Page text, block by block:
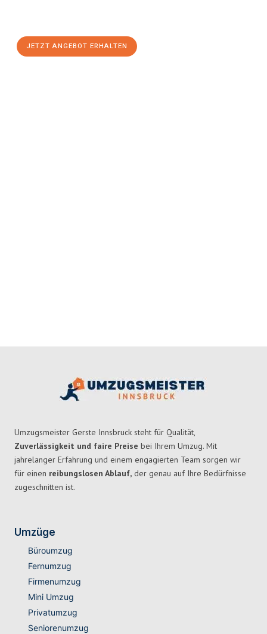
JETZT ANGEBOT ERHALTEN
Umzugsmeister Gerste Innsbruck steht für Qualität,
Zuverlässigkeit und faire Preise bei Ihrem Umzug. Mit
jahrelanger Erfahrung und einem engagierten Team sorgen wir
für einen reibungslosen Ablauf, der genau auf Ihre Bedürfnisse
zugeschnitten ist.
Umzüge
Büroumzug
Fernumzug
Firmenumzug
Mini Umzug
Privatumzug
Seniorenumzug